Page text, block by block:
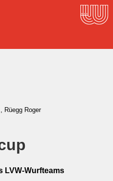
Rüegg Roger
LVW-Wurfteams